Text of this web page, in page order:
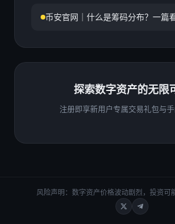
币安官网｜什么是筹码分布？一篇
探索数字资产的无限
注册即享新用户专属交易礼包与
风险声明：数字资产价格波动剧烈，投资可